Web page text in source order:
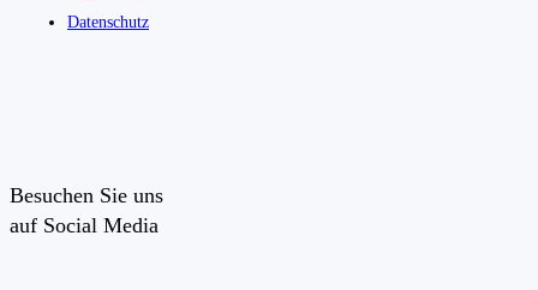
Datenschutz
Besuchen Sie uns
auf Social Media